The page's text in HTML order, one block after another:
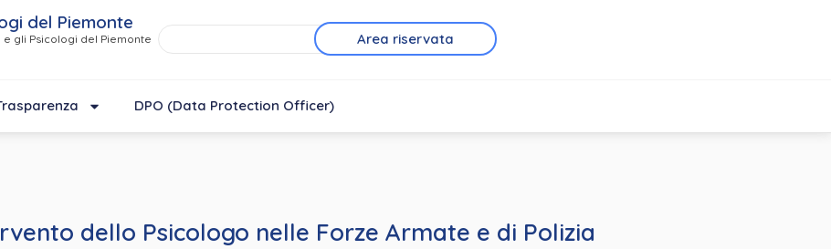
del Piemonte
gli Psicologi del Piemonte Area riservata
DPO (Data Protection Officer)
dello Psicologo nelle Forze Armate e di Polizia